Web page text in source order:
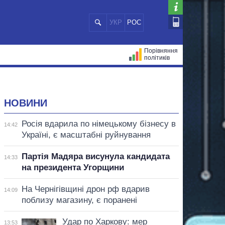
УКР РОС
Порівняння
політиків
НОВИНИ
14:42
Росія вдарила по німецькому бізнесу в
Україні, є масштабні руйнування
14:33
Партія Мадяра висунула кандидата
на президента Угорщини
14:09
На Чернігівщині дрон рф вдарив
поблизу магазину, є поранені
13:53
Удар по Харкову: мер